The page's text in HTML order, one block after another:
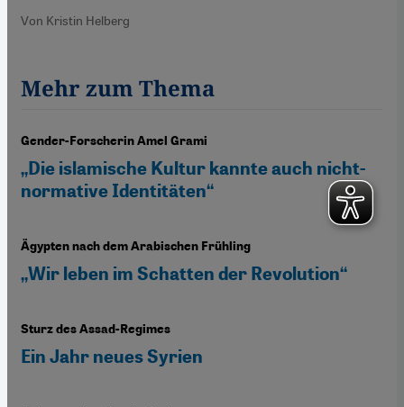
Von Kristin Helberg
Mehr zum Thema
Gender-Forscherin Amel Grami
„Die islamische Kultur kannte auch nicht-
normative Identitäten“
Ägypten nach dem Arabischen Frühling
„Wir leben im Schatten der Revolution“
Sturz des Assad-Regimes
Ein Jahr neues Syrien